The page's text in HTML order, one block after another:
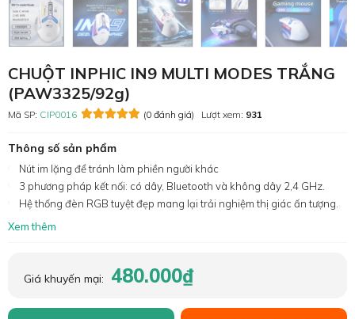
CHUỘT INPHIC IN9 MULTI MODES TRẮNG
(PAW3325/92g)
Mã SP: CIP0016 (0 đánh giá) Lượt xem: 931
Thông số sản phẩm
Nút im lặng để tránh làm phiền người khác
3 phương pháp kết nối: có dây, Bluetooth và không dây 2,4 GHz.
Hệ thống đèn RGB tuyệt đẹp mang lại trải nghiệm thị giác ấn tượng.
Xem thêm
Giá khuyến mại: 480.000₫